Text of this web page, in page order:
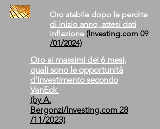
Oro stabile dopo le perdite
di inizio anno, attesi dati
inflazione (Investing.com 09
/01/2024)
Oro ai massimi dei 6 mesi,
quali sono le opportunità
d’investimento secondo
VanEck
(by A.
Bergonzi/Investing.com 28
/11/2023)